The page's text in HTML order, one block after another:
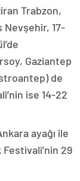
Trabzon,
Nevşehir, 17-
Gaziantep
de
ise 14-22
ayağı ile
29